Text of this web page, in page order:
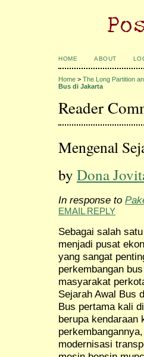
HOME ABOUT
Home > The Long Partition
Bus di Jakarta
Reader
Mengenal
by Dona
In response to
EMAIL REPLY
Sebagai salah
menjadi pusat
yang sangat
perkembangan
masyarakat
Sejarah Awal Bus
Bus pertama kali
berupa kendaraan
modernisasi